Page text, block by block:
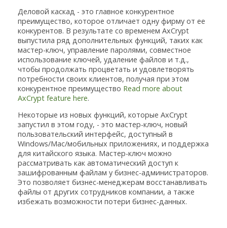
Деловой каскад - это главное конкурентное
преимущество, которое отличает одну фирму от ее
конкурентов. В результате со временем AxCrypt
выпустила ряд дополнительных функций, таких как
мастер-ключ, управление паролями, совместное
использование ключей, удаление файлов и т.д.,
чтобы продолжать процветать и удовлетворять
потребности своих клиентов, получая при этом
конкурентное преимущество Read more about
AxCrypt feature here.
Некоторые из новых функций, которые AxCrypt
запустил в этом году, - это мастер-ключ, новый
пользовательский интерфейс, доступный в
Windows/Mac/мобильных приложениях, и поддержка
для китайского языка. Мастер-ключ можно
рассматривать как автоматический доступ к
зашифрованным файлам у бизнес-администраторов.
Это позволяет бизнес-менеджерам восстанавливать
файлы от других сотрудников компании, а также
избежать возможности потери бизнес-данных.